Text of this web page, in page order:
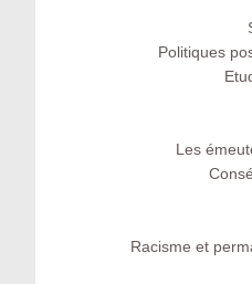
Politiques
Les
Racisme et